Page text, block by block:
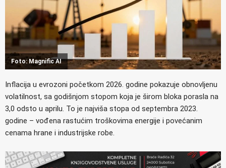
Foto: Magnific AI
Inflacija u evrozoni početkom 2026. godine pokazuje obnovljenu
volatilnost, sa godišnjom stopom koja je širom bloka porasla na
3,0 odsto u aprilu. To je najviša stopa od septembra 2023.
godine – vođena rastućim troškovima energije i povećanim
cenama hrane i industrijske robe.